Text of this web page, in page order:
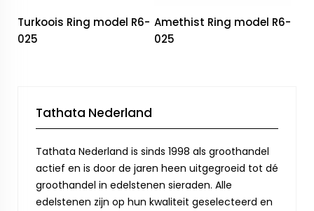
Turkoois Ring model R6-
025
Amethist Ring model R6-
025
Tathata Nederland
Tathata Nederland is sinds 1998 als groothandel
actief en is door de jaren heen uitgegroeid tot dé
groothandel in edelstenen sieraden. Alle
edelstenen zijn op hun kwaliteit geselecteerd en